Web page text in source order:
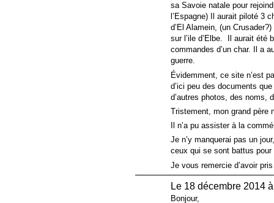
sa Savoie natale pour
l’Espagne) Il aurait piloté 3
d’El Alamein, (un
sur l’ile d’Elbe. Il aurait été
commandes d’un char. Il a
guerre.
Évidemment, ce site n’est
d’ici peu des documents
d’autres photos, des noms,
Tristement, mon grand père
Il n’a pu assister à la
Je n’y manquerai pas un
ceux qui se sont battus pour
Je vous remercie d’avoir
Le 18 décembre 2014
Bonjour,